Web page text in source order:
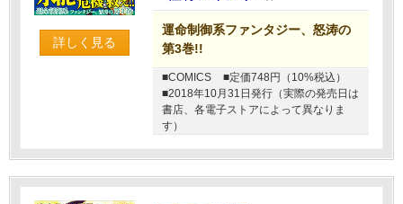
詳しく見る
運命制御系ファンタジー、怒涛の
第3巻!!
■COMICS
■定価748円（10%税込）
■2018年10月31日発行（実際の発売日は
書店、各電子ストアによって異なりま
す）